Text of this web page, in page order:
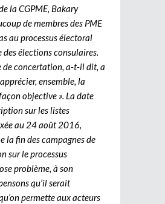
la CGPME, Bakary
de membres des PME
au processus électoral
des élections consulaires.
de concertation, a-t-il dit, a
ensemble, la
objective ». La date
sur les listes
au 24 août 2016,
la fin des campagnes de
sur le processus
problème, à son
qu’il serait
permette aux acteurs